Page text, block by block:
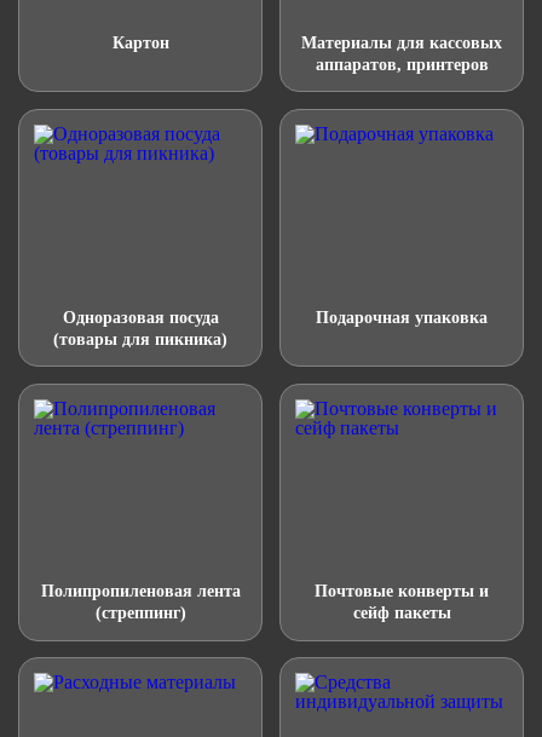
Картон
Материалы для кассовых
аппаратов, принтеров
Одноразовая посуда
(товары для пикника)
Подарочная упаковка
Полипропиленовая лента
(стреппинг)
Почтовые конверты и
сейф пакеты